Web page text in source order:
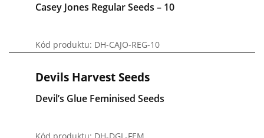
Casey Jones Regular Seeds – 10
Kód produktu: DH-CAJO-REG-10
Devils Harvest Seeds
Devil’s Glue Feminised Seeds
Kód produktu: DH-DGL-FEM